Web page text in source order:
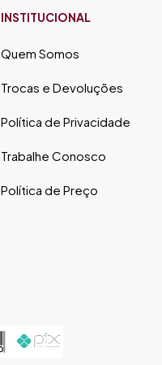
INSTITUCIONAL
Quem Somos
Trocas e Devoluções
Política de Privacidade
Trabalhe Conosco
Política de Preço